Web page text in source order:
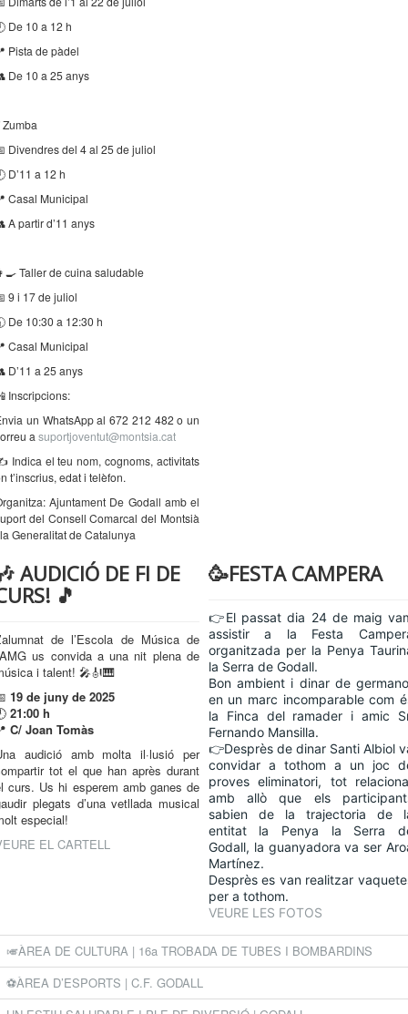
De 10 a 12 h
Pista de pàdel
De 10 a 25 anys
Zumba
Divendres del 4 al 25 de juliol
D’11 a 12 h
Casal Municipal
A partir d’11 anys
Taller de cuina saludable
9 i 17 de juliol
De 10:30 a 12:30 h
Casal Municipal
D’11 a 25 anys
Inscripcions:
un WhatsApp al 672 212 482 o un
a suportjoventut@montsia.cat
Indica el teu nom, cognoms, activitats
t’inscrius, edat i telèfon.
Ajuntament De Godall amb el
del Consell Comarcal del Montsià
Generalitat de Catalunya
AUDICIÓ DE FI DE
🎵
de l’Escola de Música de
us convida a una nit plena de
i talent! 🎤🎻🎹
19 de juny de 2025
21:00 h
C/ Joan Tomàs
audició amb molta il·lusió per
tot el que han après durant
curs. Us hi esperem amb ganes de
plegats d’una vetllada musical
especial!
EL CARTELL
🥳FESTA CAMPERA
👉El passat dia 24 de maig
assistir a la Festa
organitzada per la Penya
la Serra de Godall.
Bon ambient i dinar de
en un marc incomparable com
la Finca del ramader i amic
Fernando Mansilla.
👉Desprès de dinar Santi Albiol
convidar a tothom a un joc
proves eliminatori, tot
amb allò que els
sabien de la trajectoria de
entitat la Penya la Serra
Godall, la guanyadora va ser
Martínez.
Desprès es van realitzar
per a tothom.
VEURE LES FOTOS
🎺ÀREA DE CULTURA | 16a TROBADA DE TUBES I BOMBARDINS
⚽️ÀREA D’ESPORTS | C.F. GODALL